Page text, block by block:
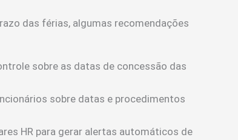
das férias, algumas recomendações
sobre as datas de concessão das
sobre datas e procedimentos
HR para gerar alertas automáticos de